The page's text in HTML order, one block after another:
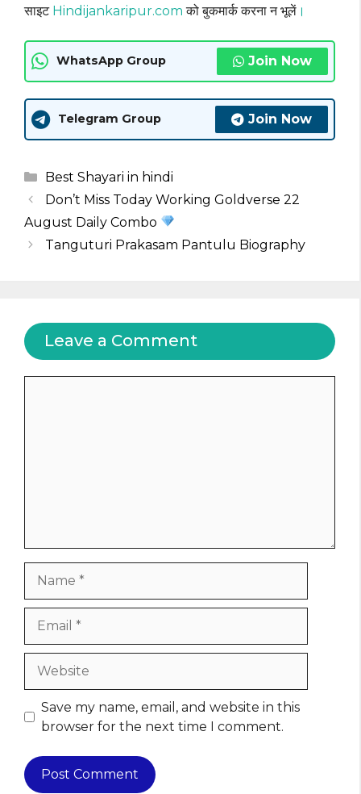
साइट Hindijankaripur.com को बुकमार्क करना न भूलें ।
WhatsApp Group Join Now
Telegram Group Join Now
Categories
Best Shayari in hindi
Don’t Miss Today Working Goldverse 22
August Daily Combo
Tanguturi Prakasam Pantulu Biography
Leave a Comment
Website
Save my name, email, and website in this
browser for the next time I comment.